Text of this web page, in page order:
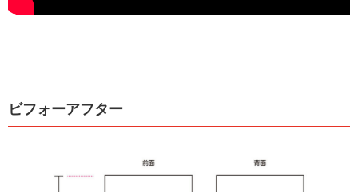
ビフォーアフター